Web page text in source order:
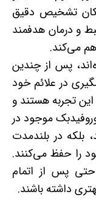
تشخیص دقیق
و درمان هدفمند
می‌کند.
پس از چندین
در علائم خود
این تجربه هستند و
موجود در
بلکه در بلندمدت
را حفظ می‌کنند.
پس از اتمام
داشته باشند.